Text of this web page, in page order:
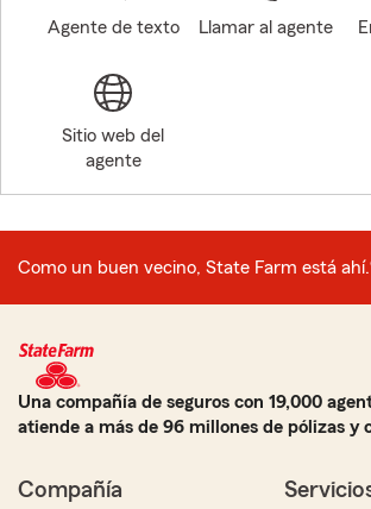
Agente de texto Llamar al agente
Sitio web del
agente
Como un buen vecino, State Farm está
Una compañía de seguros con 19,000
atiende a más de 96 millones de pólizas y
Compañía